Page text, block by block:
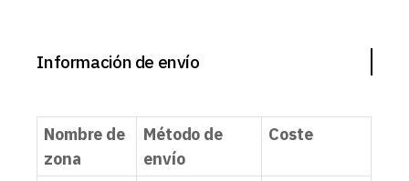
Información de envío
Nombre de
zona
Método de
envío
Coste